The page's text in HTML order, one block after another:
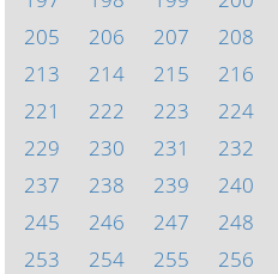
205
206 207 208
213
214 215 216
221
222 223 224
229
230 231 232
237
238 239 240
245
246 247 248
253
254 255 256